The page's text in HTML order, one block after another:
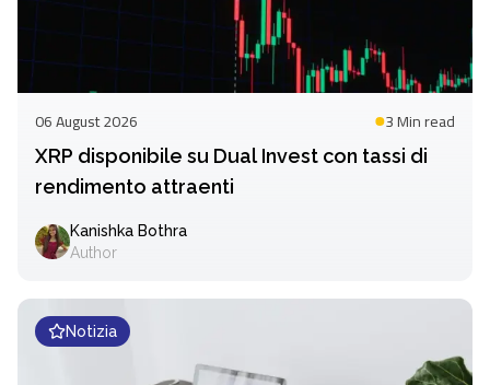
06 August 2026 3 Minread
XRP disponibile su Dual Invest con tassi di
rendimento attraenti
Kanishka Bothra
Author
Notizia